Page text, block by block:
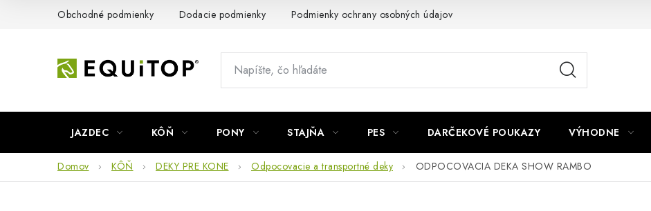
Obchodné podmienky Dodacie podmienky Podmienky ochrany osobných údajov
JAZDEC KÔŇ PONY STAJŇA PES DARČEKOVÉ POUKAZY VÝHODNE
Domov KÔŇ DEKY PRE KONE Odpocovacie a transportné deky ODPOCOVACIA DEKA SHOW RAMBO